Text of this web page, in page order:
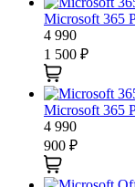
Microsoft 365
4 990
1 500 ₽
Microsoft 365
4 990
900 ₽